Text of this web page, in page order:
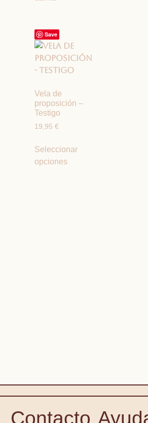
Save
Vela de
proposición –
Testigo
19,95 €
Seleccionar
opciones
Contacto